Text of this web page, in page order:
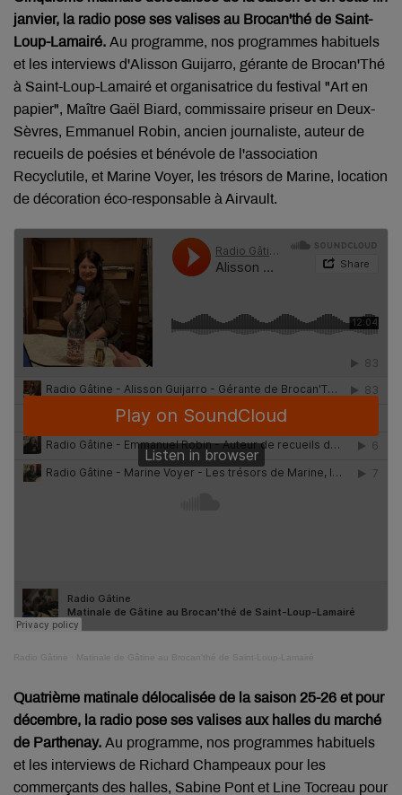
janvier, la radio pose ses valises au Brocan'thé de Saint-
Loup-Lamairé. Au programme, nos programmes habituels
et les interviews d'Alisson Guijarro, gérante de Brocan'Thé
à Saint-Loup-Lamairé et organisatrice du festival "Art en
papier", Maître Gaël Biard, commissaire priseur en Deux-
Sèvres, Emmanuel Robin, ancien journaliste, auteur de
recueils de poésies et bénévole de l'association
Recyclutile, et Marine Voyer, les trésors de Marine, location
de décoration éco-responsable à Airvault.
Radio Gâtine Matinale de Gâtine au Brocan'thé de Saint-Loup-Lamairé
Quatrième matinale délocalisée de la saison 25-26 et pour
décembre, la radio pose ses valises aux halles du marché
de Parthenay. Au programme, nos programmes habituels
et les interviews de Richard Champeaux pour les
commerçants des halles, Sabine Pont et Line Tocreau pour